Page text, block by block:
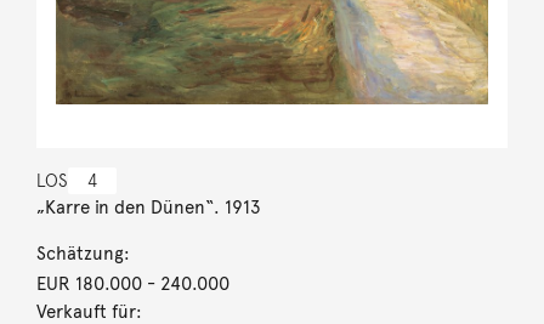
LOS 4
„Karre in den Dünen“. 1913
Schätzung:
EUR 180.000- 240.000
Verkauft für: